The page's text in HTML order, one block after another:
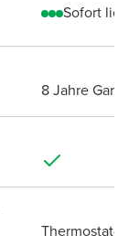
Sofort
8 Jahre
Thermostat-